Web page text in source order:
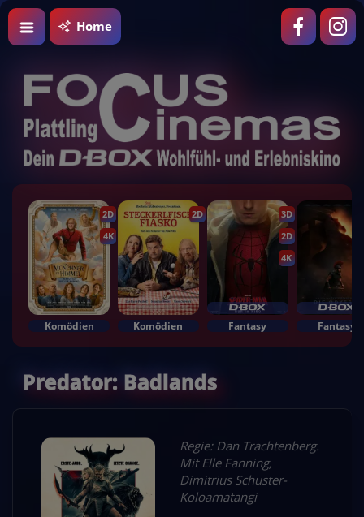
Home
2D
4K
Komödien
2D
Komödien
3D
2D
4K
Fantasy Fantasy
Predator: Badlands
Regie: Dan Trachtenberg.
Mit Elle Fanning,
Dimitrius Schuster-
Koloamatangi